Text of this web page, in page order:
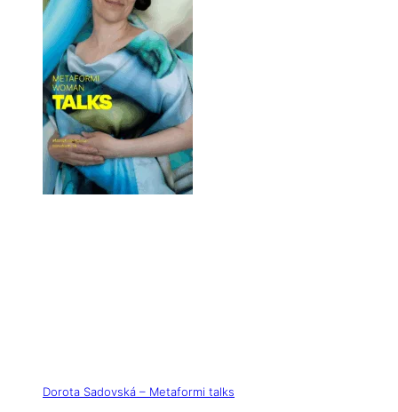
Dorota Sadovská – Metaformi talks